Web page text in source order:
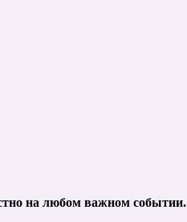
на любом важном событии.